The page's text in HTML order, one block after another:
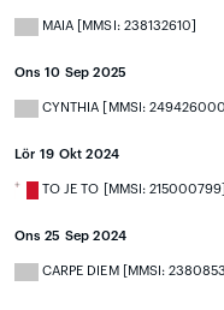
MAIA [MMSI: 238132610]
Ons 10 Sep 2025
CYNTHIA [MMSI: 249426000]
Lör 19 Okt 2024
TO JE TO [MMSI: 215000799]
Ons 25 Sep 2024
CARPE DIEM [MMSI: